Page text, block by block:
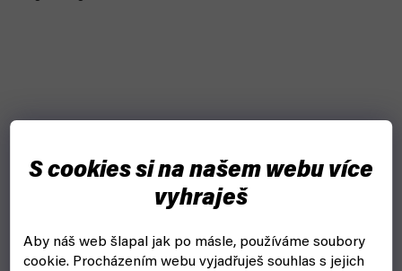
S cookies si na našem webu více
vyhraješ
Aby náš web šlapal jak po másle, používáme soubory
cookie. Procházením webu vyjadřuješ souhlas s jejich